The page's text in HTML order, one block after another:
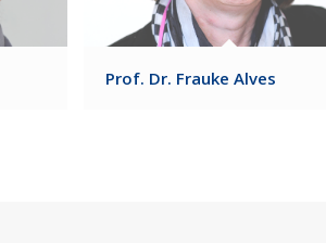
Prof. Dr. Frauke Alves